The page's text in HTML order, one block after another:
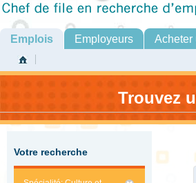
Emplois Employeurs Acheter
Trouvez
Votre recherche